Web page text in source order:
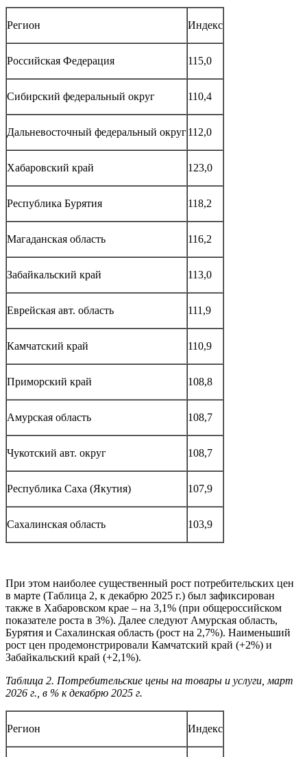
Регион Индекс
Российская Федерация 115,0
Сибирский федеральный округ 110,4
Дальневосточный федеральный округ112,0
Хабаровский край 123,0
Республика Бурятия 118,2
Магаданская область 116,2
Забайкальский край 113,0
Еврейская авт. область 111,9
Камчатский край 110,9
Приморский край 108,8
Амурская область 108,7
Чукотский авт. округ 108,7
Республика Саха (Якутия) 107,9
Сахалинская область 103,9
При этом наиболее существенный рост потребительских цен
в марте (Таблица 2, к декабрю 2025 г.) был зафиксирован
также в Хабаровском крае – на 3,1% (при общероссийском
показателе роста в 3%). Далее следуют Амурская область,
Бурятия и Сахалинская область (рост на 2,7%). Наименьший
рост цен продемонстрировали Камчатский край (+2%) и
Забайкальский край (+2,1%).
Таблица 2. Потребительские цены на товары и услуги, март
2026 г., в % к декабрю 2025 г.
Регион Индекс